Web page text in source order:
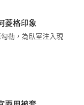
菱格印象
勒，為臥室注入現